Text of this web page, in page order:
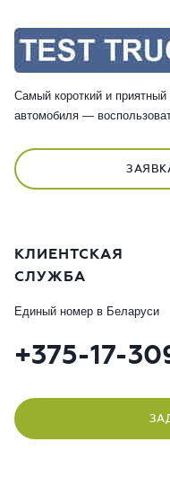
Самый короткий и приятный
автомобиля —
КЛИЕНТСКАЯ
СЛУЖБА
Единый номер в Беларуси
+375-17-